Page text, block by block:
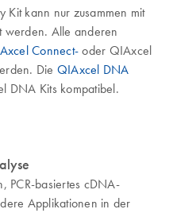
Kit kann nur zusammen mit
Alle anderen
Connect- oder QIAxcel
Die QIAxcel DNA
DNA Kits kompatibel.
PCR-basiertes cDNA-
Applikationen in der